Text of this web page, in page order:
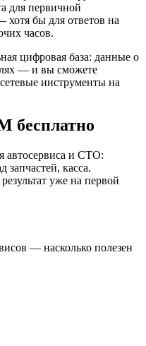
для первичной
бы для ответов на
часов.
цифровая база: данные о
— и вы сможете
инструменты на
бесплатно
автосервиса и СТО:
запчастей, касса.
уже на первой
— насколько полезен